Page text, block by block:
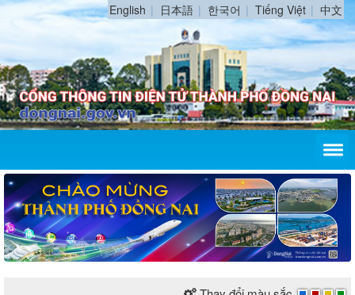
English 日本語 한국어 Tiếng Việt 中文